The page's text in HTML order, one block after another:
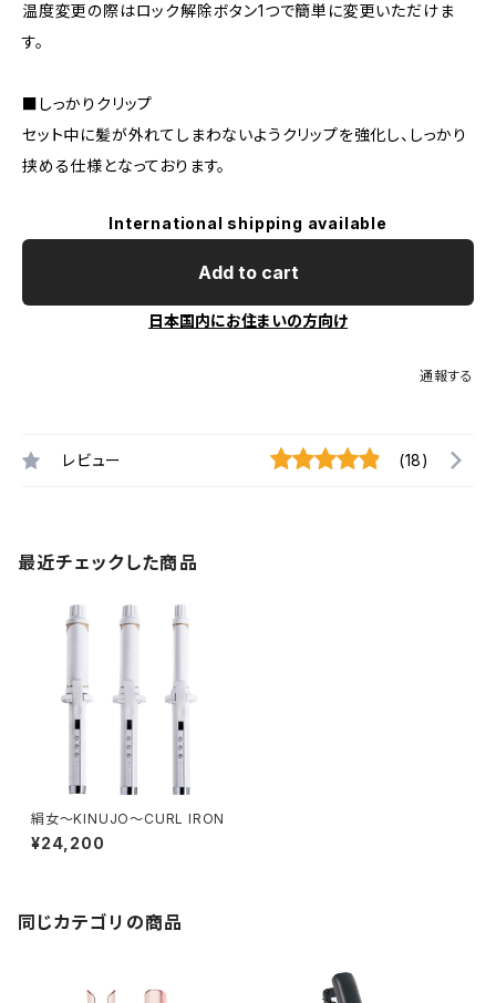
温度変更の際はロック解除ボタン1つで簡単に変更いただけま
す。
■しっかりクリップ
セット中に髪が外れてしまわないようクリップを強化し、しっかり
挟める仕様となっております。
International shipping available
Add to cart
日本国内にお住まいの方向け
通報する
レビュー (18)
最近チェックした商品
絹女〜KINUJO〜CURL IRON
¥24,200
同じカテゴリの商品